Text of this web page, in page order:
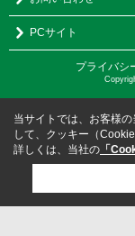
PCサイト
プライバシ
当サイトでは、お客様
して、クッキー（
詳しくは、当社の 「